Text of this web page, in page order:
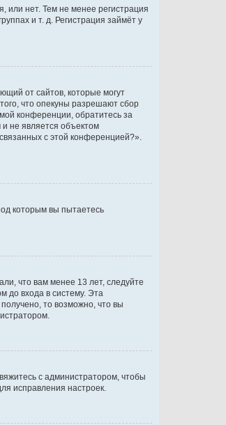
или нет. Тем не менее регистрация
и т. д. Регистрация займёт у
от сайтов, которые могут
что опекуны разрешают сбор
конференции, обратитесь за
не является объектом
с этой конференцией?».
которым вы пытаетесь
что вам менее 13 лет, следуйте
до входа в систему. Эта
то возможно, что вы
с администратором, чтобы
исправления настроек.